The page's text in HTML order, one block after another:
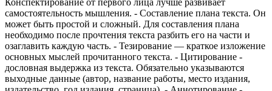
Конспектирование от первого лица лучше развивает
самостоятельность мышления. - Составление плана текста. Он
может быть простой и сложный. Для составления плана
необходимо после прочтения текста разбить его на части и
озаглавить каждую часть. - Тезирование — краткое изложение
основных мыслей прочитанного текста. - Цитирование -
дословная выдержка из текста. Обязательно указываются
выходные данные (автор, название работы, место издания,